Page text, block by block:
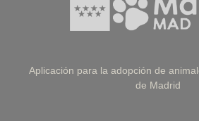
Aplicación para la adopción de
de Madrid